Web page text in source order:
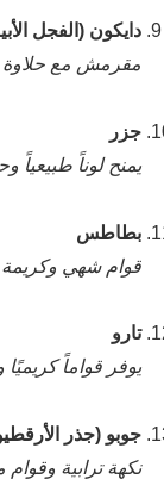
دايكون (الفجل
مقرمش مع حلاوة
جزر
يمنح لوناً طبيعياً
بطاطس
قوام شهي وكريمة
تارو
يوفر قواماً
جوبو (جذر
نكهة ترابية